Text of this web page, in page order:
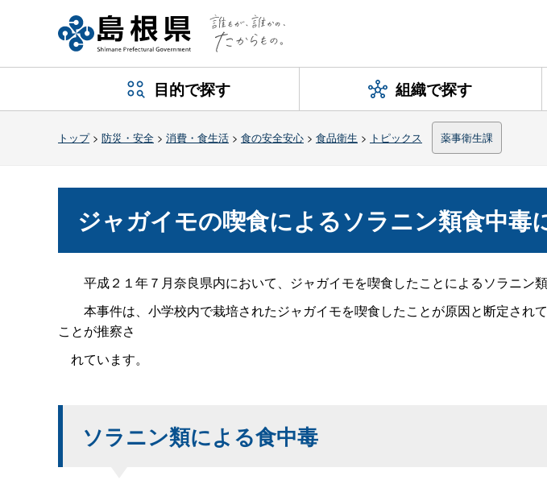
目的で探す 組織で探す
トップ> 防災・安全 > 消費・食生活 > 食の安全安心 > 食品衛生 > トピックス 薬事衛生課
ジャガイモの喫食によるソラニン類食中毒
平成２１年７月奈良県内において、ジャガイモを喫食したことによるソラニン類
本事件は、小学校内で栽培されたジャガイモを喫食したことが原因と断定され
ことが推察さ
れています。
ソラニン類による食中毒